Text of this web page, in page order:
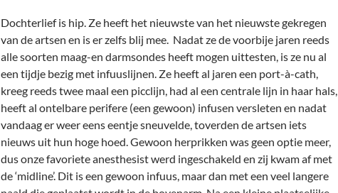
Dochterlief is hip. Ze heeft het nieuwste van het nieuwste gekregen
van de artsen en is er zelfs blij mee. Nadat ze de voorbije jaren reeds
alle soorten maag-en darmsondes heeft mogen uittesten, is ze nu al
een tijdje bezig met infuuslijnen. Ze heeft al jaren een port-à-cath,
kreeg reeds twee maal een picclijn, had al een centrale lijn in haar hals,
heeft al ontelbare perifere (een gewoon) infusen versleten en nadat
vandaag er weer eens eentje sneuvelde, toverden de artsen iets
nieuws uit hun hoge hoed. Gewoon herprikken was geen optie meer,
dus onze favoriete anesthesist werd ingeschakeld en zij kwam af met
de ‘midline’. Dit is een gewoon infuus, maar dan met een veel langere